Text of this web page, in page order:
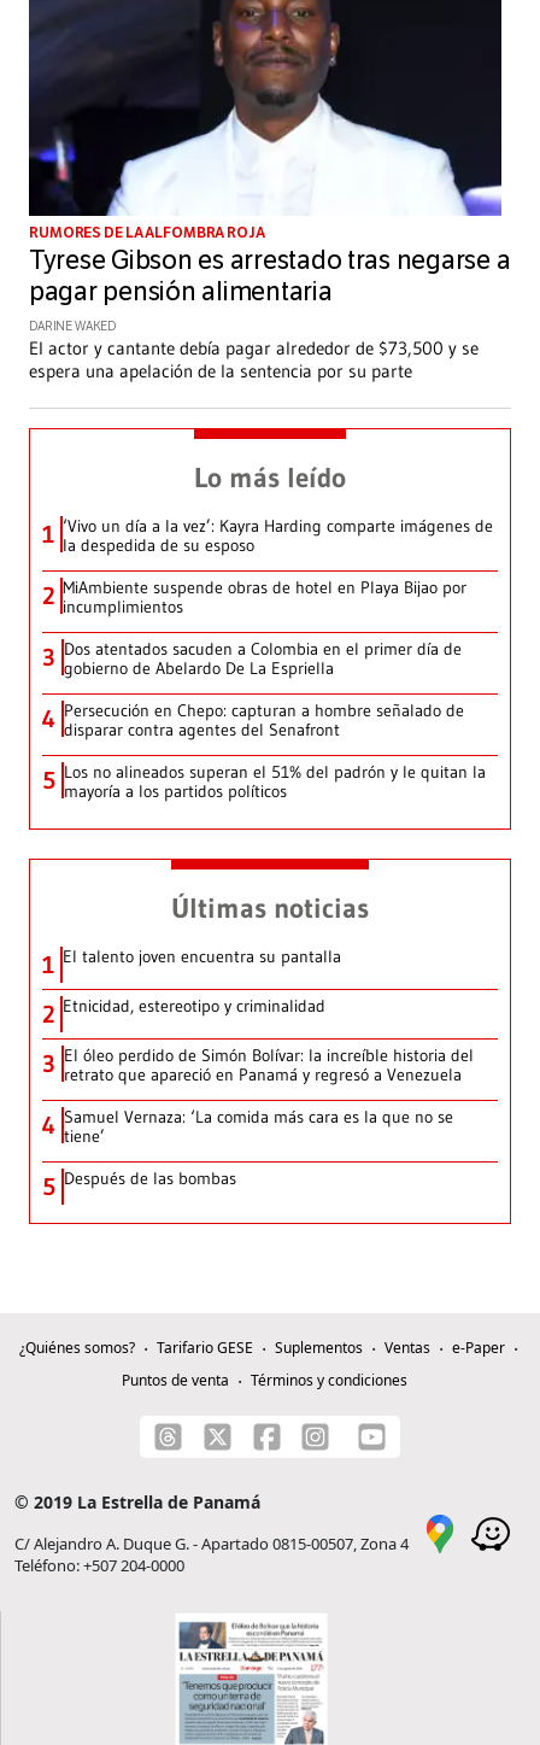
RUMORES DE LA ALFOMBRA ROJA
Tyrese Gibson es arrestado tras negarse a
pagar pensión alimentaria
DARINE WAKED
El actor y cantante debía pagar alrededor de $73,500 y se
espera una apelación de la sentencia por su parte
Lo más leído
1 ‘Vivo un día a la vez’: Kayra Harding comparte imágenes de
la despedida de su esposo
2 MiAmbiente suspende obras de hotel en Playa Bijao por
incumplimientos
3 Dos atentados sacuden a Colombia en el primer día de
gobierno de Abelardo De La Espriella
4 Persecución en Chepo: capturan a hombre señalado de
disparar contra agentes del Senafront
5 Los no alineados superan el 51% del padrón y le quitan la
mayoría a los partidos políticos
Últimas noticias
1 El talento joven encuentra su pantalla​
2 Etnicidad, estereotipo y criminalidad
3 El óleo perdido de Simón Bolívar: la increíble historia del
retrato que apareció en Panamá y regresó a Venezuela
4 Samuel Vernaza: ‘La comida más cara es la que no se
tiene’
5 Después de las bombas
¿Quiénes somos? Tarifario GESE Suplementos Ventas
e-Paper
Puntos de venta
Términos y condiciones
© 2019 La Estrella de Panamá
C/ Alejandro A. Duque G. - Apartado 0815-00507, Zona 4
Teléfono: +507 204-0000